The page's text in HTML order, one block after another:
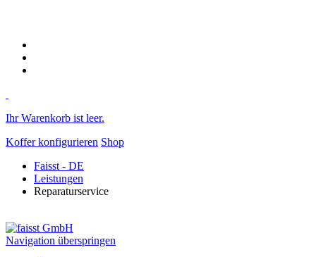
Ihr Warenkorb ist leer.
Koffer konfigurieren Shop
Faisst - DE
Leistungen
Reparaturservice
Navigation überspringen